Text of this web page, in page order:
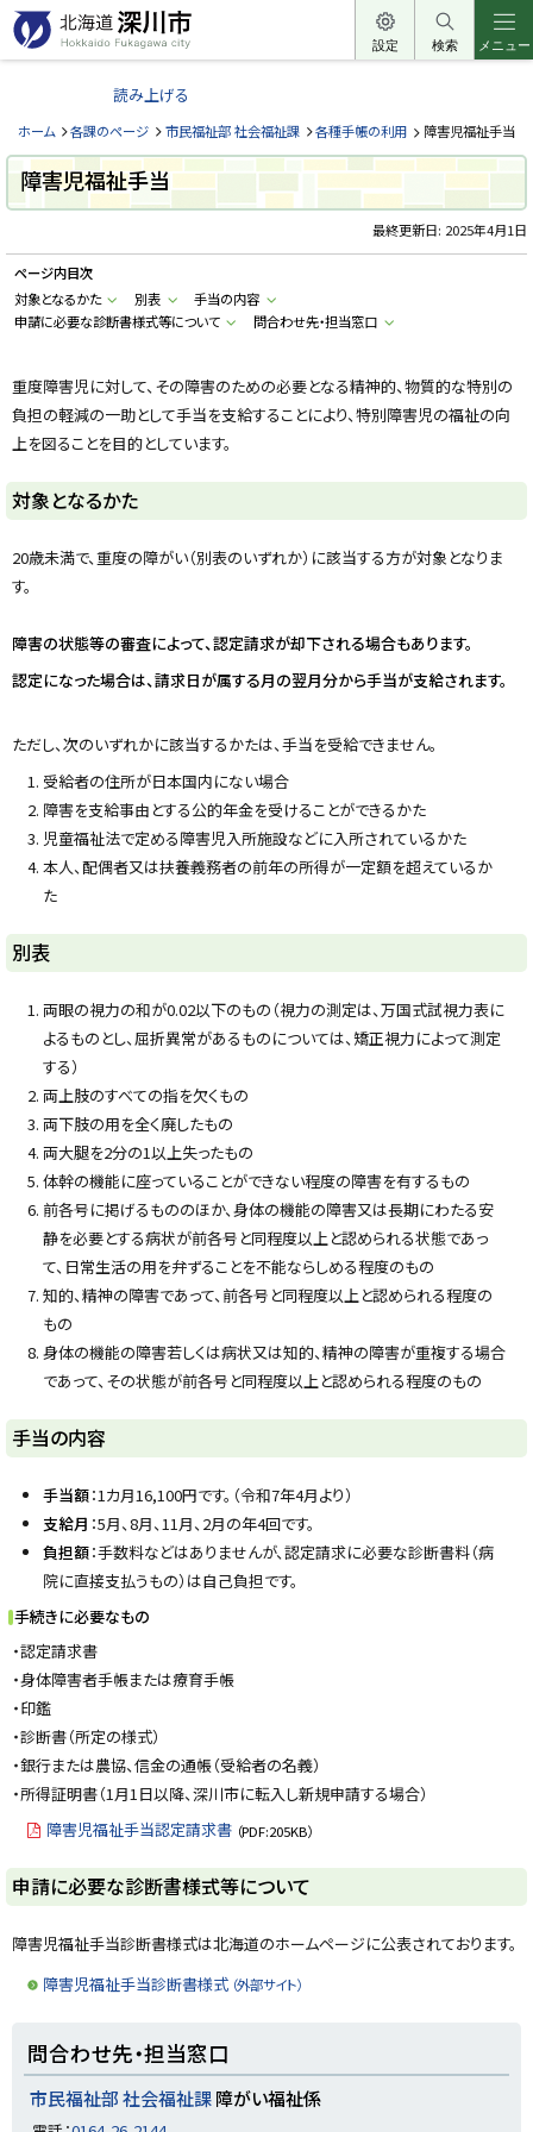
本
文
へ
ュ
へ
北
道
深
川
市
k
a
d
u
k
a
a
a
c
i
設定 検索 メニュー
読み上げる
ホーム 各課のページ 市民福祉部 社会福祉課 各種手帳の利用 障害児福祉手当
障害児福祉手当
最終更新日: 2025年4月1日
ページ内目次
対象となるかた
別表
手当の内容
申請に必要な診断書様式等について
問合わせ先・担当窓口
重度障害児に対して、その障害のための必要となる精神的、物質的な特別の
負担の軽減の一助として手当を支給することにより、特別障害児の福祉の向
上を図ることを目的としています。
対象となるかた
20歳未満で、重度の障がい（別表のいずれか）に該当する方が対象となりま
す。
障害の状態等の審査によって、認定請求が却下される場合もあります。
認定になった場合は、請求日が属する月の翌月分から手当が支給されます。
ただし、次のいずれかに該当するかたは、手当を受給できません。
受給者の住所が日本国内にない場合
障害を支給事由とする公的年金を受けることができるかた
児童福祉法で定める障害児入所施設などに入所されているかた
本人、配偶者又は扶養義務者の前年の所得が一定額を超えているか
た
ト
ッ
別表
両眼の視力の和が0.02以下のもの（視力の測定は、万国式試視力表に
よるものとし、屈折異常があるものについては、矯正視力によって測定
する）
両上肢のすべての指を欠くもの
両下肢の用を全く廃したもの
両大腿を2分の1以上失ったもの
体幹の機能に座っていることができない程度の障害を有するもの
前各号に掲げるもののほか、身体の機能の障害又は長期にわたる安
静を必要とする病状が前各号と同程度以上と認められる状態であっ
て、日常生活の用を弁ずることを不能ならしめる程度のもの
知的、精神の障害であって、前各号と同程度以上と認められる程度の
もの
身体の機能の障害若しくは病状又は知的、精神の障害が重複する場合
であって、その状態が前各号と同程度以上と認められる程度のもの
ト
ッ
プ
に
戻
手当の内容
手当額：1カ月16,100円です。（令和7年4月より）
支給月 ：5月、8月、11月、2月の年4回です。
負担額：手数料などはありませんが、認定請求に必要な診断書料（病
院に直接支払うもの）は自己負担です。
手続きに必要なもの
・認定請求書
・身体障害者手帳または療育手帳
・印鑑
・診断書（所定の様式）
・銀行または農協、信金の通帳（受給者の名義）
・所得証明書（1月1日以降、深川市に転入し新規申請する場合）
障害児福祉手当認定請求書 （PDF:205KB）
ト
ッ
プ
申請に必要な診断書様式等について
障害児福祉手当診断書様式は北海道のホームページに公表されております。
障害児福祉手当診断書様式 （外部サイト）
問合わせ先・担当窓口
市民福祉部 社会福祉課障がい福祉係